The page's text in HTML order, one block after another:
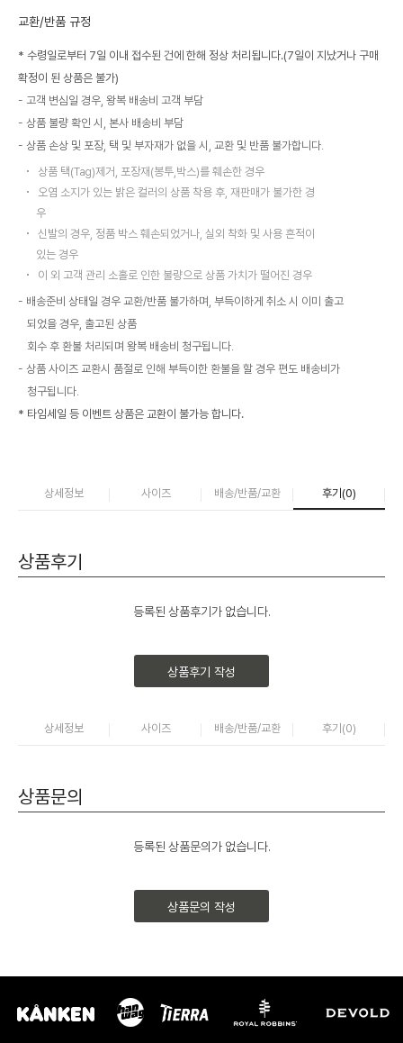
교환/반품 규정
* 수령일로부터 7일 이내 접수된 건에 한해 정상 처리됩니다.(7일이 지났거나 구매
확정이 된 상품은 불가)
고객 변심일 경우, 왕복 배송비 고객 부담
상품 불량 확인 시, 본사 배송비 부담
상품 손상 및 포장, 택 및 부자재가 없을 시, 교환 및 반품 불가합니다.
상품 택(Tag)제거, 포장재(봉투,박스)를 훼손한 경우
오염 소지가 있는 밝은 컬러의 상품 착용 후, 재판매가 불가한 경
우
신발의 경우, 정품 박스 훼손되었거나, 실외 착화 및 사용 흔적이
있는 경우
이 외 고객 관리 소홀로 인한 불량으로 상품 가치가 떨어진 경우
배송준비 상태일 경우 교환/반품 불가하며, 부득이하게 취소 시 이미 출고
되었을 경우, 출고된 상품
회수 후 환불 처리되며 왕복 배송비 청구됩니다.
상품 사이즈 교환시 품절로 인해 부득이한 환불을 할 경우 편도 배송비가
청구됩니다.
* 타임세일 등 이벤트 상품은 교환이 불가능 합니다.
상세정보 사이즈 배송/반품/교환 후기(0)
상품후기
등록된 상품후기가 없습니다.
상품후기 작성
상세정보 사이즈 배송/반품/교환 후기(0)
상품문의
등록된 상품문의가 없습니다.
상품문의 작성